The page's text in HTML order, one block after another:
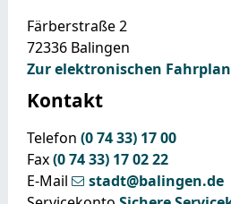
Färberstraße 2
72336 Balingen
Zur elektronischen
Kontakt
Telefon (07433) 1700
Fax(07433) 170222
E-Mail
stadt@balingen.de